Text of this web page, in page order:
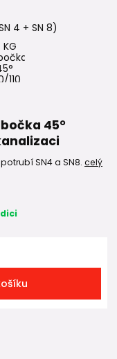
45°
SN4 a SN8. celý